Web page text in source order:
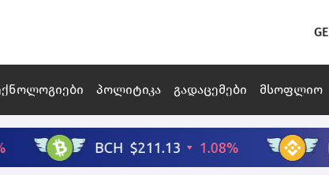
GE
პოლიტიკა გადაცემები მსოფლიო